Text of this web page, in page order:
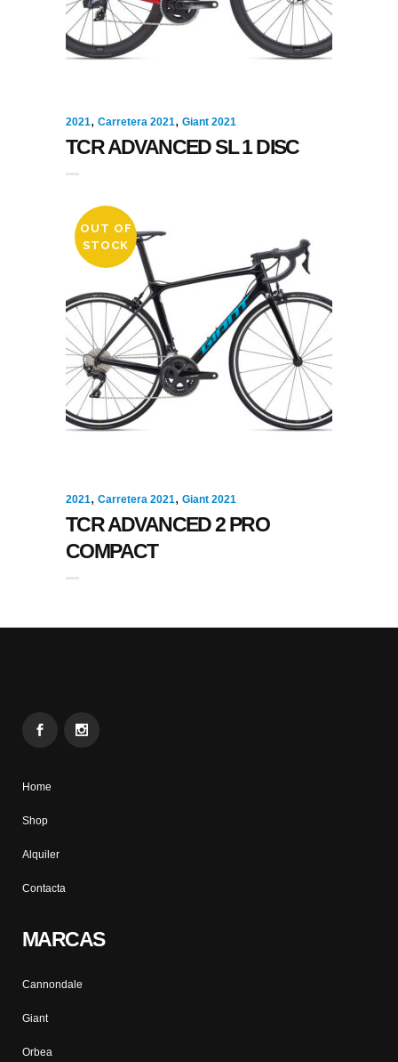
2021, Carretera 2021, Giant 2021
TCR ADVANCED SL 1 DISC
OUT OF
STOCK
2021, Carretera 2021, Giant 2021
TCR ADVANCED 2 PRO
COMPACT
Home
Shop
Alquiler
Contacta
MARCAS
Cannondale
Giant
Orbea